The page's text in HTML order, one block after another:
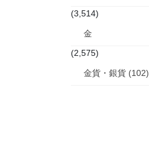
(3,514)
金
(2,575)
金貨・銀貨 (102)